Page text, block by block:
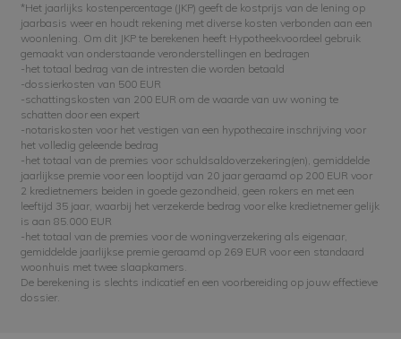
*Het jaarlijks kostenpercentage (JKP) geeft de kostprijs van de lening op
jaarbasis weer en houdt rekening met diverse kosten verbonden aan een
woonlening. Om dit JKP te berekenen heeft Hypotheekvoordeel gebruik
gemaakt van onderstaande veronderstellingen en bedragen
-het totaal bedrag van de intresten die worden betaald
-dossierkosten van 500 EUR
-schattingskosten van 200 EUR om de waarde van uw woning te
schatten door een expert
-notariskosten voor het vestigen van een hypothecaire inschrijving voor
het volledig geleende bedrag
-het totaal van de premies voor schuldsaldoverzekering(en), gemiddelde
jaarlijkse premie voor een looptijd van 20 jaar geraamd op 200 EUR voor
2 kredietnemers beiden in goede gezondheid, geen rokers en met een
leeftijd 35 jaar, waarbij het verzekerde bedrag voor elke kredietnemer gelijk
is aan 85.000 EUR
-het totaal van de premies voor de woningverzekering als eigenaar,
gemiddelde jaarlijkse premie geraamd op 269 EUR voor een standaard
woonhuis met twee slaapkamers.
De berekening is slechts indicatief en een voorbereiding op jouw effectieve
dossier.